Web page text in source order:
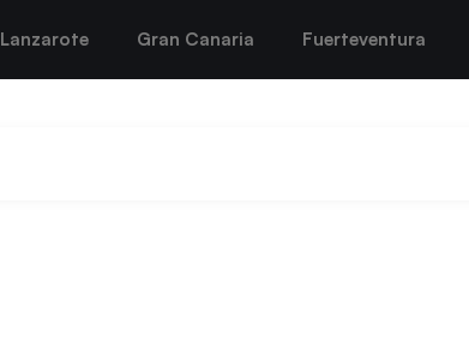
Lanzarote Gran Canaria Fuerteventura